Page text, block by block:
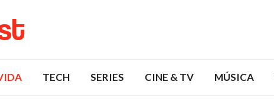
TECH SERIES CINE & TV MÚSICA